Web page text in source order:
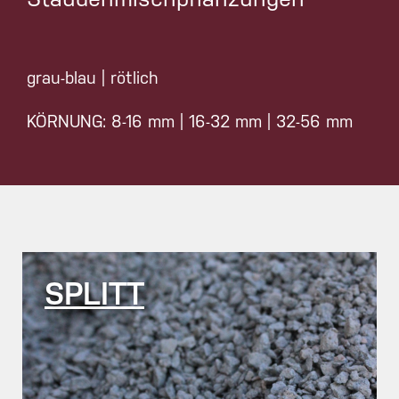
grau-blau | rötlich
KÖRNUNG: 8-16 mm | 16-32 mm | 32-56 mm
SPLITT